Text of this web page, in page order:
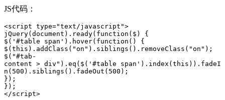
JS代码：
<script type="text/javascript">
jQuery(document).ready(function($) {
$('#table span').hover(function() {
$(this).addClass("on").siblings().removeClass("on");
$("#tab-
content > div").eq($('#table span').index(this)).fadeI
n(500).siblings().fadeOut(500);
});
});
</script>